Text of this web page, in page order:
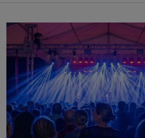
Vorfreude auf die 28. Oppumer Rock-